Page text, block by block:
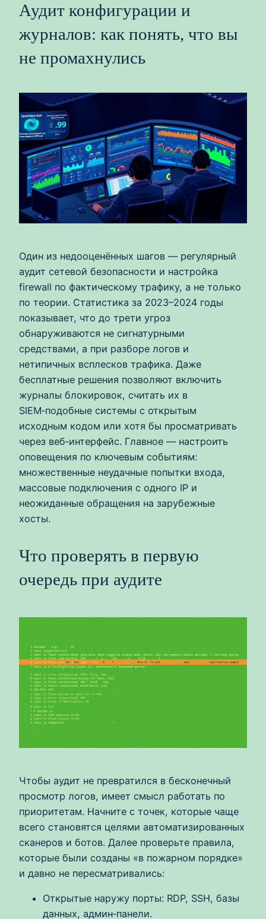
Аудит конфигурации и
журналов: как понять, что вы
не промахнулись
Один из недооценённых шагов — регулярный
аудит сетевой безопасности и настройка
firewall по фактическому трафику, а не только
по теории. Статистика за 2023–2024 годы
показывает, что до трети угроз
обнаруживаются не сигнатурными
средствами, а при разборе логов и
нетипичных всплесков трафика. Даже
бесплатные решения позволяют включить
журналы блокировок, считать их в
SIEM‑подобные системы с открытым
исходным кодом или хотя бы просматривать
через веб‑интерфейс. Главное — настроить
оповещения по ключевым событиям:
множественные неудачные попытки входа,
массовые подключения с одного IP и
неожиданные обращения на зарубежные
хосты.
Что проверять в первую
очередь при аудите
Чтобы аудит не превратился в бесконечный
просмотр логов, имеет смысл работать по
приоритетам. Начните с точек, которые чаще
всего становятся целями автоматизированных
сканеров и ботов. Далее проверьте правила,
которые были созданы «в пожарном порядке»
и давно не пересматривались:
Открытые наружу порты: RDP, SSH, базы
данных, админ‑панели.